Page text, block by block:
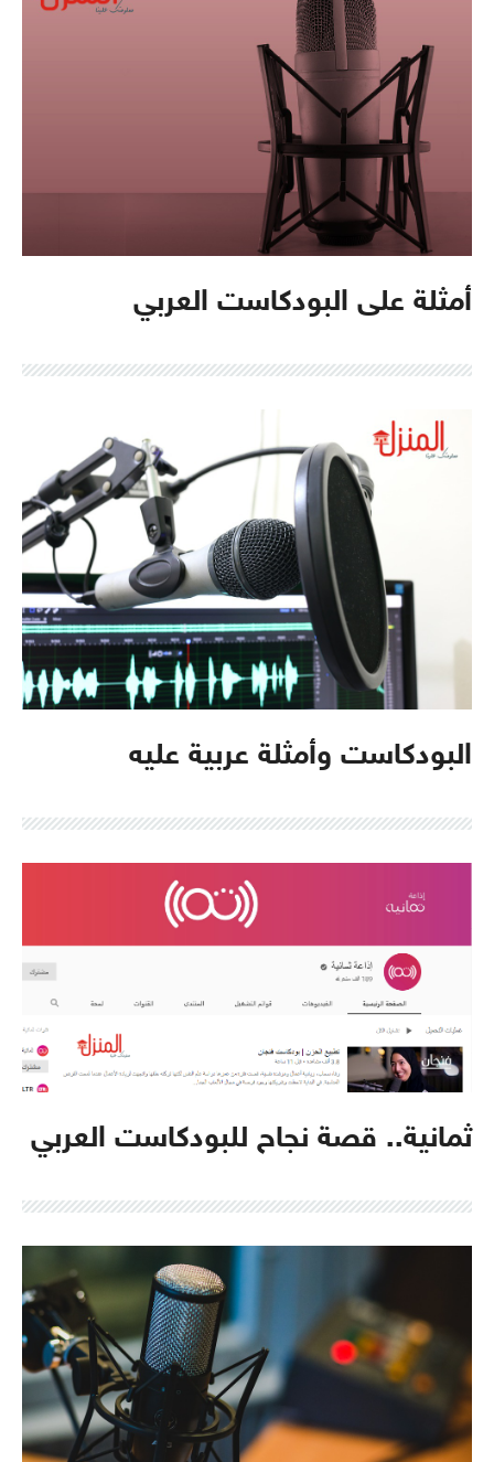
أمثلة على البودكاست العربي
البودكاست وأمثلة عربية عليه
ثمانية.. قصة نجاح للبودكاست العربي